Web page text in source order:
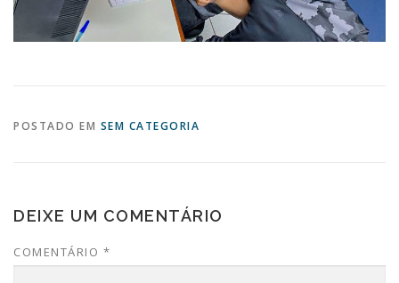
POSTADO EM SEM CATEGORIA
DEIXE UM COMENTÁRIO
COMENTÁRIO *